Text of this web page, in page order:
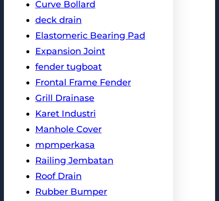
Curve Bollard
deck drain
Elastomeric Bearing Pad
Expansion Joint
fender tugboat
Frontal Frame Fender
Grill Drainase
Karet Industri
Manhole Cover
mpmperkasa
Railing Jembatan
Roof Drain
Rubber Bumper